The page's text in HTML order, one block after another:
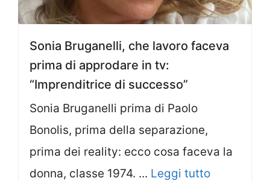
Sonia Bruganelli, che lavoro faceva
prima di approdare in tv:
“Imprenditrice di successo”
Sonia Bruganelli prima di Paolo
Bonolis, prima della separazione,
prima dei reality: ecco cosa faceva la
donna, classe 1974. ... Leggi tutto